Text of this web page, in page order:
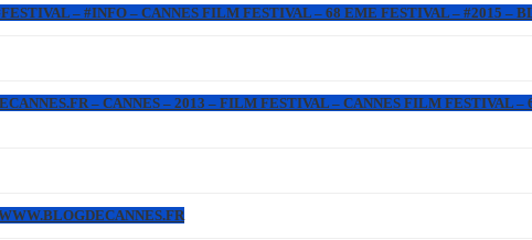
– #INFO – CANNES FILM FESTIVAL – 68 EME FESTIVAL – #2015 –
– CANNES – 2013 – FILM FESTIVAL – CANNES FILM FESTIVAL